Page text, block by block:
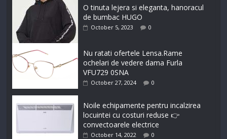
O tinuta lejera si eleganta, hanoracul
de bumbac HUGO
October 5, 2023 0
Nu ratati ofertele Lensa.Rame
ochelari de vedere dama Furla
VFU729 0SNA
October 27, 2024 0
Noile echipamente pentru incalzirea
locuintei cu costuri reduse 👉
convectoarele electrice
October 14, 2022 0